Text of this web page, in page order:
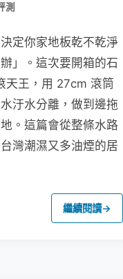
測
定你家地板乾不乾淨
」。這次要開箱的石
天王，用 27cm 滾筒
汙水分離，做到邊拖
。這篇會從整條水路
灣潮濕又多油煙的居
繼續閱讀→